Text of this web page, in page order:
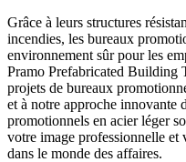
Grâce à leurs structures
incendies, les bureaux
environnement sûr pour les
Pramo Prefabricated Building
projets de bureaux
et à notre approche innovante
promotionnels en acier léger
votre image professionnelle et
dans le monde des affaires.